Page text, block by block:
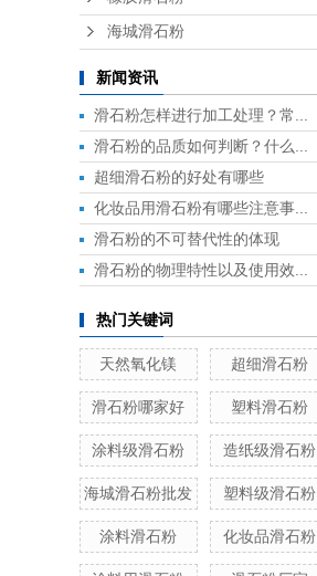
海城滑石粉
新闻资讯
滑石粉怎样进行加工处理？常...
滑石粉的品质如何判断？什么...
超细滑石粉的好处有哪些
化妆品用滑石粉有哪些注意事...
滑石粉的不可替代性的体现
滑石粉的物理特性以及使用效...
热门关键词
天然氧化镁 超细滑石粉
滑石粉哪家好 塑料滑石粉
涂料级滑石粉 造纸级滑石粉
海城滑石粉批发 塑料级滑石粉
涂料滑石粉 化妆品滑石粉